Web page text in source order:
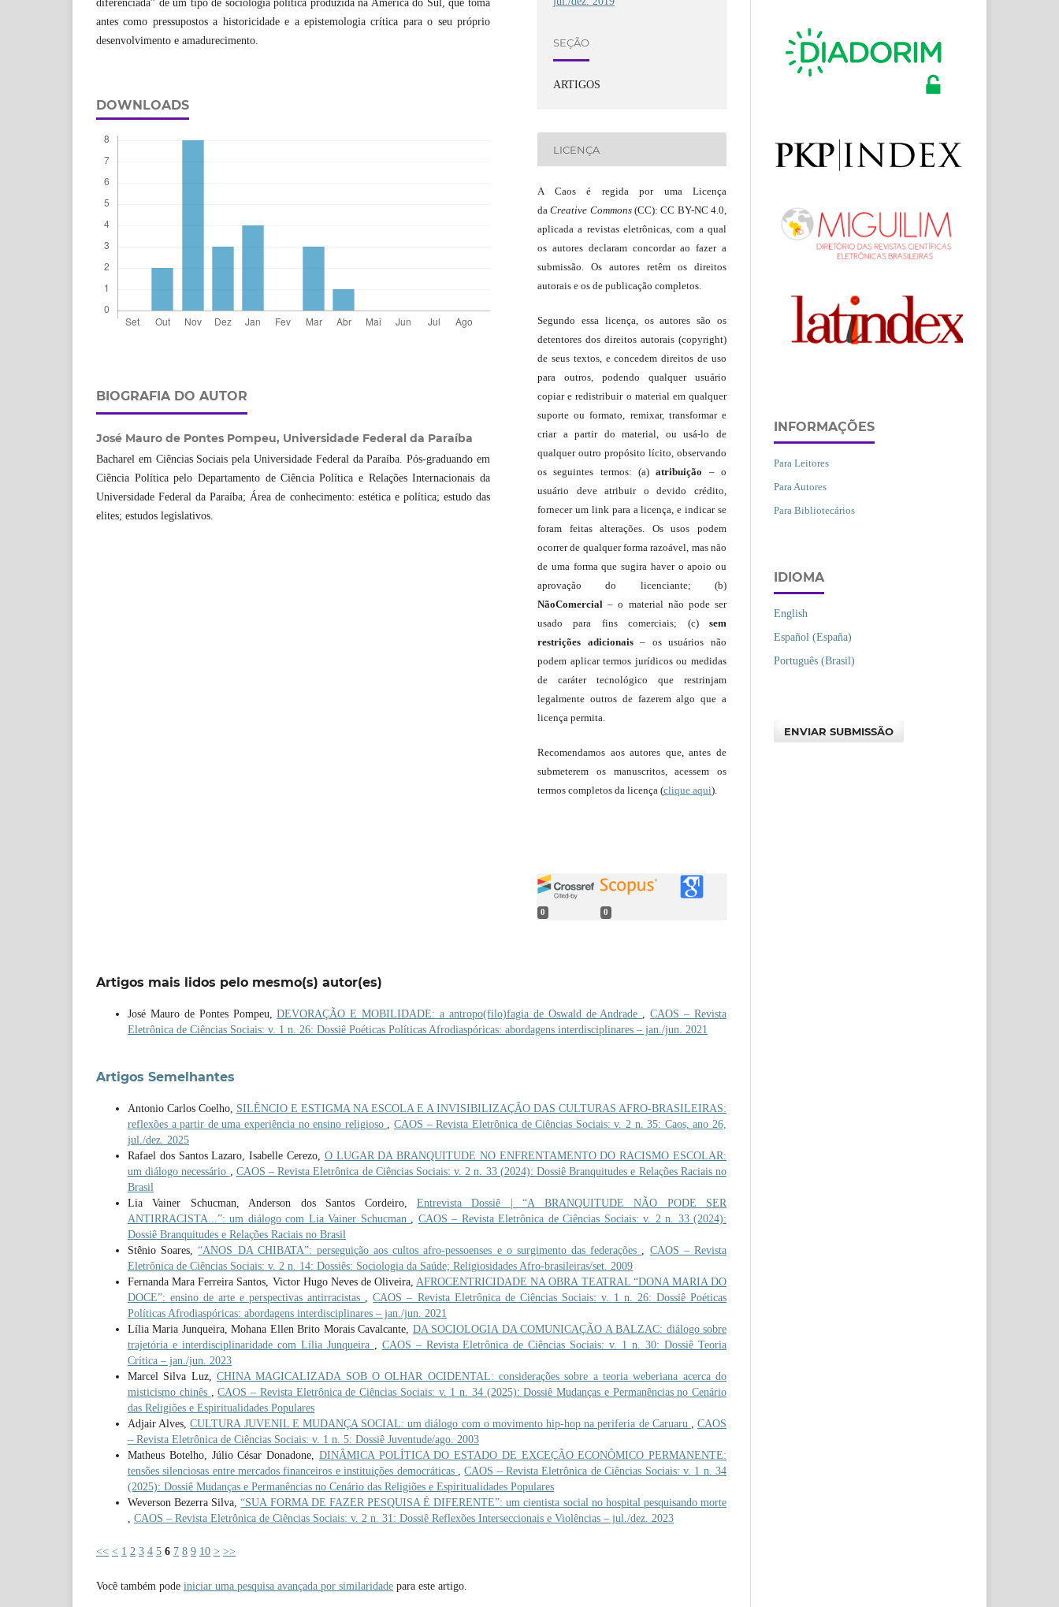
diferenciada” de um tipo de sociologia política produzida na América do Sul, que toma
antes como pressupostos a historicidade e a epistemologia crítica para o seu próprio
desenvolvimento e amadurecimento.
DOWNLOADS
BIOGRAFIA DO AUTOR
José Mauro de Pontes Pompeu, Universidade Federal da Paraíba
Bacharel em Ciências Sociais pela Universidade Federal da Paraíba. Pós-graduando em
Ciência Política pelo Departamento de Ciência Política e Relações Internacionais da
Universidade Federal da Paraíba; Área de conhecimento: estética e política; estudo das
elites; estudos legislativos.
SEÇÃO
ARTIGOS
LICENÇA
A Caos é regida por uma Licença
daCreative Commons(CC): CC BY-NC 4.0,
aplicada a revistas eletrônicas, com a qual
os autores declaram concordar ao fazer a
submissão. Os autores retêm os direitos
autorais e os de publicação completos.
Segundo essa licença, os autores são os
detentores dos direitos autorais (copyright)
de seus textos, e concedem direitos de uso
para outros, podendo qualquer usuário
copiar e redistribuir o material em qualquer
suporte ou formato, remixar, transformar e
criar a partir do material, ou usá-lo de
qualquer outro propósito lícito, observando
os seguintes termos: (a)atribuição – o
usuário deve atribuir o devido crédito,
fornecer um link para a licença, e indicar se
foram feitas alterações. Os usos podem
ocorrer de qualquer forma razoável, mas não
de uma forma que sugira haver o apoio ou
aprovação do licenciante; (b)
NãoComercial – o material não pode ser
usado para fins comerciais; (c) sem
restrições adicionais– os usuários não
podem aplicar termos jurídicos ou medidas
de caráter tecnológico que restrinjam
legalmente outros de fazerem algo que a
licença permita.
Recomendamos aos autores que, antes de
submeterem os manuscritos, acessem os
termos completos da licença (clique aqui).
0 0
Artigos mais lidos pelo mesmo(s) autor(es)
José Mauro de Pontes Pompeu,DEVORAÇÃO E MOBILIDADE: a antropo(filo)fagia de Oswald de Andrade ,CAOS – Revista
Eletrônica de Ciências Sociais: v. 1 n. 26: Dossiê Poéticas Políticas Afrodiaspóricas: abordagens interdisciplinares – jan./jun. 2021
Artigos Semelhantes
Antonio Carlos Coelho, SILÊNCIO E ESTIGMA NA ESCOLA E A INVISIBILIZAÇÃO DAS CULTURAS AFRO-BRASILEIRAS:
reflexões a partir de uma experiência no ensino religioso
,CAOS – Revista Eletrônica de Ciências Sociais: v. 2 n. 35: Caos, ano 26,
jul./dez. 2025
Rafael dos Santos Lazaro, Isabelle Cerezo, O LUGAR DA BRANQUITUDE NO ENFRENTAMENTO DO RACISMO ESCOLAR:
um diálogo necessário
CAOS – Revista Eletrônica de Ciências Sociais: v. 2 n. 33 (2024): Dossiê Branquitudes e Relações Raciais no
Brasil
Lia Vainer Schucman, Anderson dos Santos Cordeiro, Entrevista Dossiê | “A BRANQUITUDE NÃO PODE SER
ANTIRRACISTA...”: um diálogo com Lia Vainer Schucman
CAOS – Revista Eletrônica de Ciências Sociais: v. 2 n. 33 (2024):
Dossiê Branquitudes e Relações Raciais no Brasil
Stênio Soares,“ANOS DA CHIBATA”: perseguição aos cultos afro-pessoenses e o surgimento das federações
CAOS – Revista
Eletrônica de Ciências Sociais: v. 2 n. 14: Dossiês: Sociologia da Saúde; Religiosidades Afro-brasileiras/set. 2009
Fernanda Mara Ferreira Santos, Victor Hugo Neves de Oliveira, AFROCENTRICIDADE NA OBRA TEATRAL “DONA MARIA DO
DOCE”: ensino de arte e perspectivas antirracistas
,CAOS – Revista Eletrônica de Ciências Sociais: v. 1 n. 26: Dossiê Poéticas
Políticas Afrodiaspóricas: abordagens interdisciplinares – jan./jun. 2021
Lília Maria Junqueira, Mohana Ellen Brito Morais Cavalcante, DA SOCIOLOGIA DA COMUNICAÇÃO A BALZAC: diálogo sobre
trajetória e interdisciplinaridade com Lília Junqueira
CAOS – Revista Eletrônica de Ciências Sociais: v. 1 n. 30: Dossiê Teoria
Crítica – jan./jun. 2023
Marcel Silva Luz, CHINA MAGICALIZADA SOB O OLHAR OCIDENTAL: considerações sobre a teoria weberiana acerca do
misticismo chinês
,CAOS – Revista Eletrônica de Ciências Sociais: v. 1 n. 34 (2025): Dossiê Mudanças e Permanências no Cenário
das Religiões e Espiritualidades Populares
Adjair Alves,CULTURA JUVENIL E MUDANÇA SOCIAL: um diálogo com o movimento hip-hop na periferia de Caruaru ,CAOS
– Revista Eletrônica de Ciências Sociais: v. 1 n. 5: Dossiê Juventude/ago. 2003
Matheus Botelho, Júlio César Donadone, DINÂMICA POLÍTICA DO ESTADO DE EXCEÇÃO ECONÔMICO PERMANENTE:
tensões silenciosas entre mercados financeiros e instituições democráticas
,CAOS – Revista Eletrônica de Ciências Sociais: v. 1 n. 34
(2025): Dossiê Mudanças e Permanências no Cenário das Religiões e Espiritualidades Populares
Weverson Bezerra Silva,“SUA FORMA DE FAZER PESQUISA É DIFERENTE”: um cientista social no hospital pesquisando morte
CAOS – Revista Eletrônica de Ciências Sociais: v. 2 n. 31: Dossiê Reflexões Interseccionais e Violências – jul./dez. 2023
<< < 1 2 3 4 5 6 7 8 9 10 > >>
Você também pode iniciar uma pesquisa avançada por similaridade para este artigo.
INFORMAÇÕES
Para Leitores
Para Autores
Para Bibliotecários
IDIOMA
English
Español (España)
Português (Brasil)
ENVIAR SUBMISSÃO